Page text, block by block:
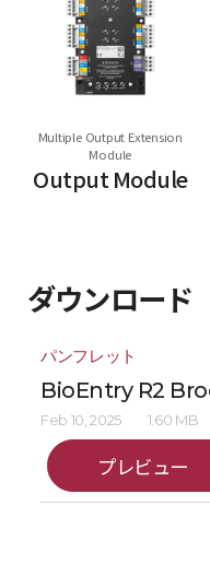
Multiple Output Extension
Module
Output Module
ダウンロード
パンフレット
BioEntry R2
Feb 10, 2025 1.60 MB
プレビュー